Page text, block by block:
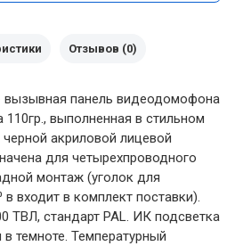
Отзывов (0)
вызывная панель видеодомофона
выполненная в стильном
акриловой лицевой
для четырехпроводного
монтаж (уголок для
входит в комплект поставки).
ТВЛ, стандарт PAL. ИК подсветка
темноте. Температурный